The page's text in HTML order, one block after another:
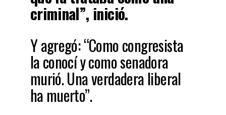
criminal”, inició.
Y agregó: “Como congresista
la conocí y como senadora
murió. Una verdadera liberal
ha muerto”.